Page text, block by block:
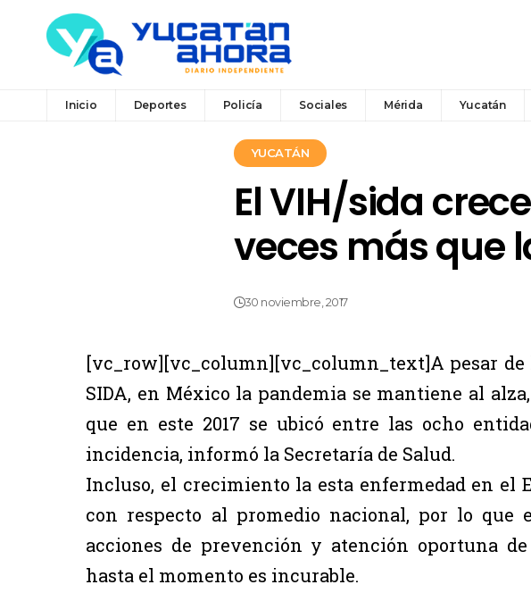
Inicio Deportes Policía Sociales Mérida Yucatán
YUCATÁN
El VIH/sida
veces más que
30 noviembre, 2017
[vc_row][vc_column][vc_column_text]A pesar de
SIDA, en México la pandemia se mantiene al
que en este 2017 se ubicó entre las ocho
incidencia, informó la Secretaría de Salud.
Incluso, el crecimiento la esta enfermedad en el
con respecto al promedio nacional, por lo que
acciones de prevención y atención oportuna
hasta el momento es incurable.